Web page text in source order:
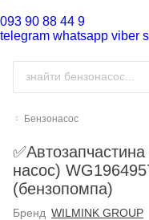
093 90 88 44 9
telegram whatsapp viber
Бензонасос
насос)
(бензопомпа)
Бренд WILMINK GROUP